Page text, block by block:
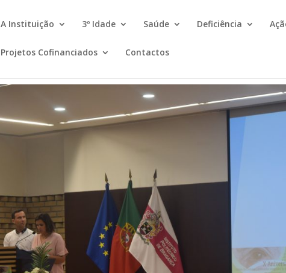
A Instituição 3º Idade Saúde Deficiência
Projetos Cofinanciados Contactos